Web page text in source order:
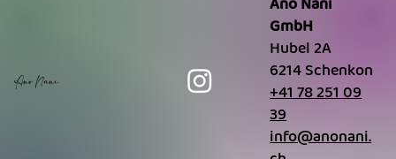
Ano Nani
GmbH
Hubel 2A
6214 Schenkon
+41 78 251 09
39
info@anonani.